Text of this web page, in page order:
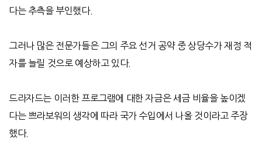
다는 추측을 부인했다.
그러나 많은 전문가들은 그의 주요 선거 공약 중 상당수가 재정 적
자를 늘릴 것으로 예상하고 있다.
드라자드는 이러한 프로그램에 대한 자금은 세금 비율을 높이겠
다는 쁘라보워의 생각에 따라 국가 수입에서 나올 것이라고 주장
했다.